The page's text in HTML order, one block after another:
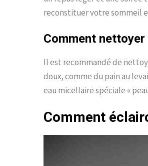
reconstituer votre sommeil
Comment
Il est recommandé de
doux, comme du pain au
eau micellaire spéciale «
Comment